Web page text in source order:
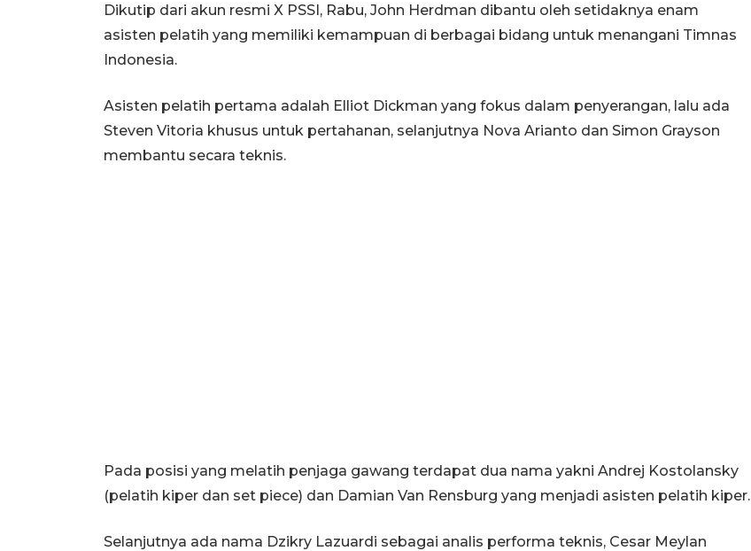
Dikutip dari akun resmi X PSSI, Rabu, John Herdman dibantu oleh setidaknya enam
asisten pelatih yang memiliki kemampuan di berbagai bidang untuk menangani Timnas
Indonesia.
Asisten pelatih pertama adalah Elliot Dickman yang fokus dalam penyerangan, lalu ada
Steven Vitoria khusus untuk pertahanan, selanjutnya Nova Arianto dan Simon Grayson
membantu secara teknis.
Pada posisi yang melatih penjaga gawang terdapat dua nama yakni Andrej Kostolansky
(pelatih kiper dan set piece) dan Damian Van Rensburg yang menjadi asisten pelatih kiper.
Selanjutnya ada nama Dzikry Lazuardi sebagai analis performa teknis, Cesar Meylan